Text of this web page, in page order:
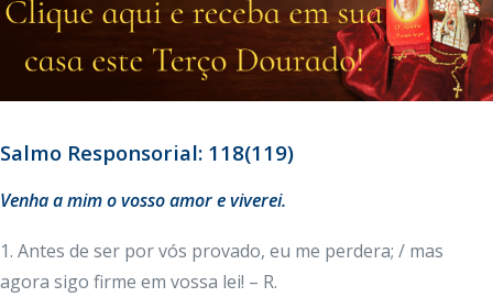
Salmo Responsorial: 118(119)
Venha a mim o vosso amor e viverei.
1. Antes de ser por vós provado, eu me perdera; / mas
agora sigo firme em vossa lei! – R.